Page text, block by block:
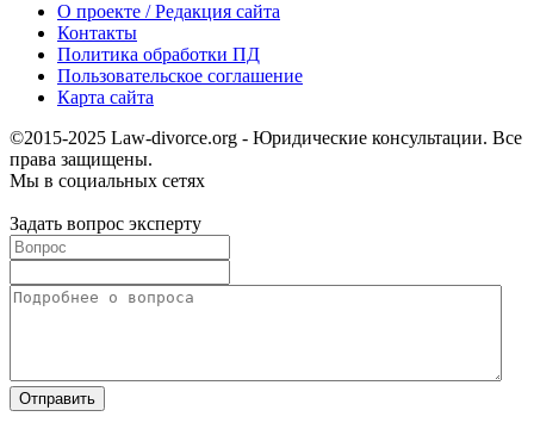
О проекте / Редакция сайта
Контакты
Политика обработки ПД
Пользовательское соглашение
Карта сайта
©2015-2025 Law-divorce.org - Юридические консультации. Все
права защищены.
Мы в социальных сетях
Задать вопрос эксперту